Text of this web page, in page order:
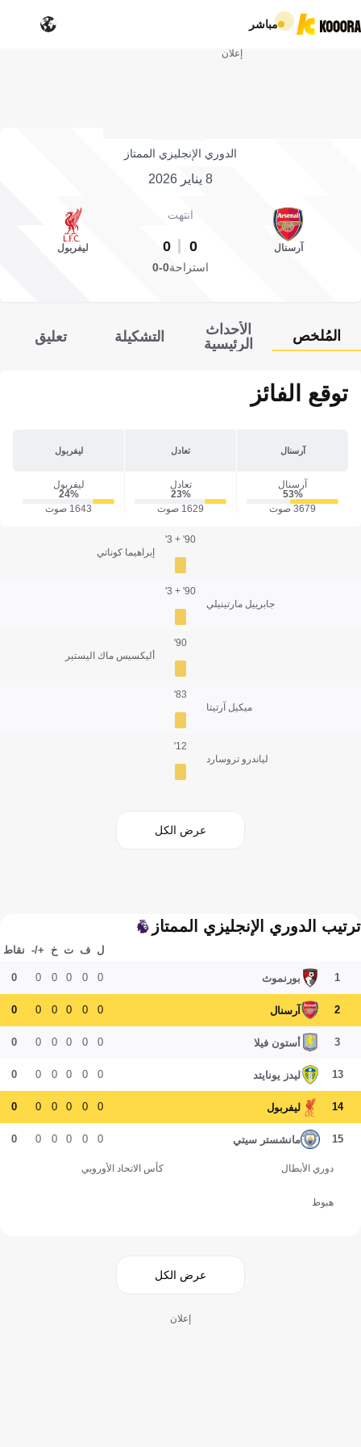
مباشر
إعلان
الدوري الإنجليزي الممتاز
8 يناير 2026
آرسنال
انتهت
0
0 ليفربول
استراحة0-0
المُلخص
الأحداث
الرئيسية
التشكيلة تعليق
توقع الفائز
آرسنال تعادل ليفربول
آرسنال
53‎%‎
3679 صوت
تعادل
23‎%‎
1629 صوت
ليفربول
24‎%‎
1643 صوت
إبراهيما كوناتي
90' + 3'
جابرييل مارتينيلي
90' + 3'
أليكسيس ماك اليستير
90'
ميكيل آرتيتا
83'
لياندرو تروسارد
12'
عرض الكل
ترتيب الدوري الإنجليزي الممتاز
ل ف ت خ +/- نقاط
1 بورنموث 0
0
0
0
0
0
2 آرسنال 0
0
0
0
0
0
3 أستون فيلا 0
0
0
0
0
0
13 ليدز يونايتد 0
0
0
0
0
0
14 ليفربول 0
0
0
0
0
0
15 مانشستر سيتي 0
0
0
0
0
0
دوري الأبطال كأس الاتحاد الأوروبي
هبوط
عرض الكل
إعلان